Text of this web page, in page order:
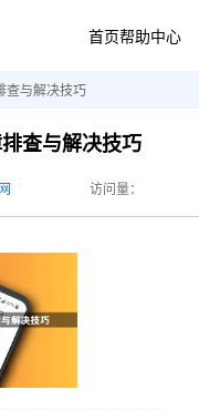
首页帮助中心
查与解决技巧
查与解决技巧
访问量：